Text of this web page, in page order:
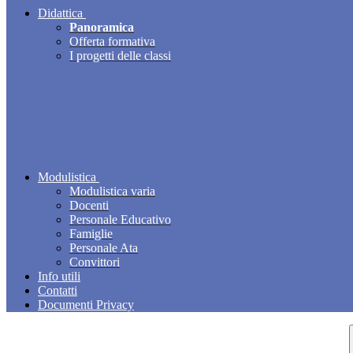
Didattica
Panoramica
Offerta formativa
I progetti delle classi
Modulistica
Modulistica varia
Docenti
Personale Educativo
Famiglie
Personale Ata
Convittori
Info utili
Contatti
Documenti Privacy